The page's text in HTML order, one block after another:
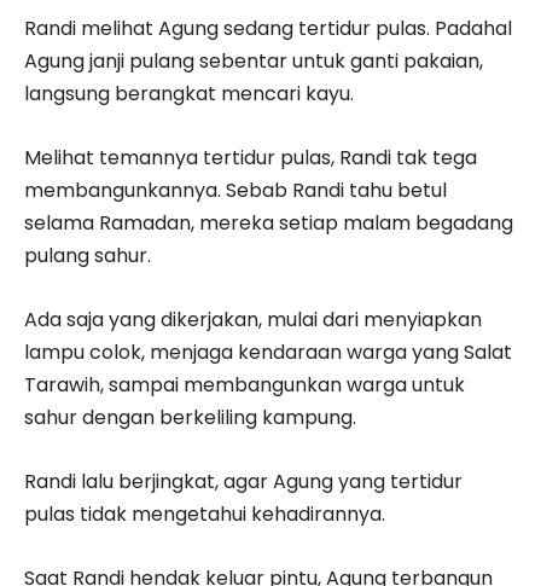
Randi melihat Agung sedang tertidur pulas. Padahal
Agung janji pulang sebentar untuk ganti pakaian,
langsung berangkat mencari kayu.
Melihat temannya tertidur pulas, Randi tak tega
membangunkannya. Sebab Randi tahu betul
selama Ramadan, mereka setiap malam begadang
pulang sahur.
Ada saja yang dikerjakan, mulai dari menyiapkan
lampu colok, menjaga kendaraan warga yang Salat
Tarawih, sampai membangunkan warga untuk
sahur dengan berkeliling kampung.
Randi lalu berjingkat, agar Agung yang tertidur
pulas tidak mengetahui kehadirannya.
Saat Randi hendak keluar pintu, Agung terbangun